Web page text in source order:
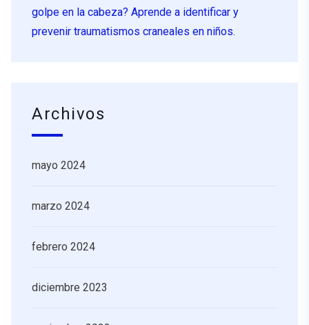
golpe en la cabeza? Aprende a identificar y
prevenir traumatismos craneales en niños.
Archivos
mayo 2024
marzo 2024
febrero 2024
diciembre 2023